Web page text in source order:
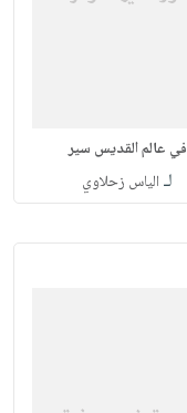
في عالم القديس سير
لـ الياس زحلاوي